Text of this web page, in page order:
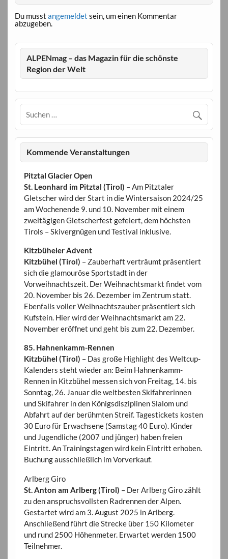
Du musst angemeldet sein, um einen Kommentar
abzugeben.
ALPENmag – das Magazin für die schönste
Region der Welt
Kommende Veranstaltungen
Pitztal Glacier Open
St. Leonhard im Pitztal (Tirol) – Am Pitztaler
Gletscher wird der Start in die Wintersaison 2024/25
am Wochenende 9. und 10. November mit einem
zweitägigen Gletscherfest gefeiert, dem höchsten
Tirols – Skivergnügen und Testival inklusive.
Kitzbüheler Advent
Kitzbühel (Tirol) – Zauberhaft verträumt präsentiert
sich die glamouröse Sportstadt in der
Vorweihnachtszeit. Der Weihnachtsmarkt findet vom
20. November bis 26. Dezember im Zentrum statt.
Ebenfalls voller Weihnachtszauber präsentiert sich
Kufstein. Hier wird der Weihnachtsmarkt am 22.
November eröffnet und geht bis zum 22. Dezember.
85. Hahnenkamm-Rennen
Kitzbühel (Tirol) – Das große Highlight des Weltcup-
Kalenders steht wieder an: Beim Hahnenkamm-
Rennen in Kitzbühel messen sich von Freitag, 14. bis
Sonntag, 26. Januar die weltbesten Skifahrerinnen
und Skifahrer in den Königsdisziplinen Slalom und
Abfahrt auf der berühmten Streif. Tagestickets kosten
30 Euro für Erwachsene (Samstag 40 Euro). Kinder
und Jugendliche (2007 und jünger) haben freien
Eintritt. An Trainingstagen wird kein Eintritt erhoben.
Buchung ausschließlich im Vorverkauf.
Arlberg Giro
St. Anton am Arlberg (Tirol) – Der Arlberg Giro zählt
zu den anspruchsvollsten Radrennen der Alpen.
Gestartet wird am 3. August 2025 in Arlberg.
Anschließend führt die Strecke über 150 Kilometer
und rund 2500 Höhenmeter. Erwartet werden 1500
Teilnehmer.